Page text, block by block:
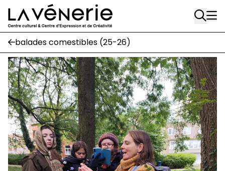
Aller au contenu principal
Écuries
Place Gilson, 3
1170 Watermael-Boitsfort
02 663 85 50
suivez-nous
Journal Vénerie- version papier
Newsletter
balades comestibles (25-26)